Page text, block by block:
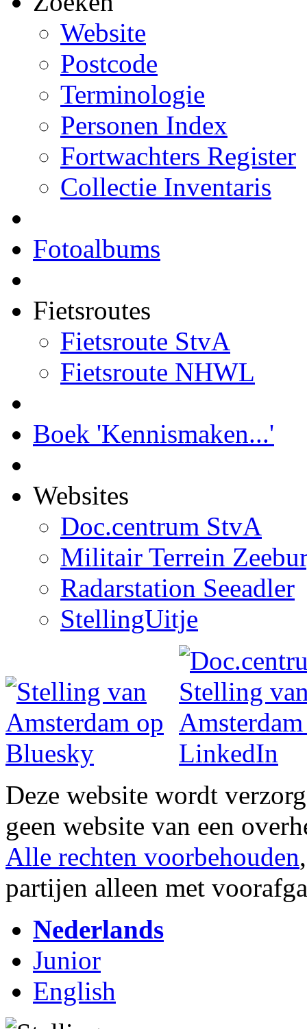
Website
Postcode
Terminologie
Personen Index
Fortwachters Register
Collectie Inventaris
Fotoalbums
Fietsroutes
Fietsroute StvA
Fietsroute NHWL
Boek 'Kennismaken...'
Websites
Doc.centrum StvA
Militair Terrein
Radarstation Seeadler
StellingUitje
Deze website wordt
geen website van een
Alle rechten voorbehouden
partijen alleen met
Nederlands
Junior
English